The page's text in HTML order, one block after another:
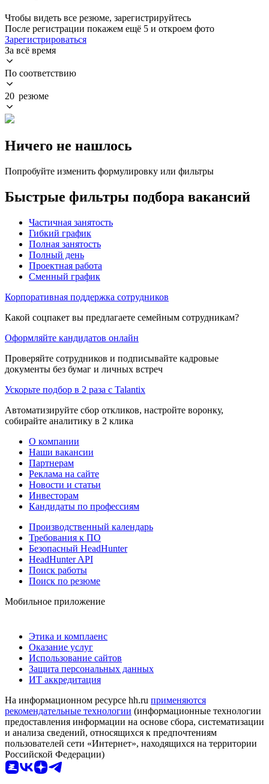
Чтобы видеть все резюме, зарегистрируйтесь
После регистрации покажем ещё 5 и откроем фото
Зарегистрироваться
За всё время
По соответствию
20 резюме
Ничего не нашлось
Попробуйте изменить формулировку или фильтры
Быстрые фильтры подбора вакансий
Частичная занятость
Гибкий график
Полная занятость
Полный день
Проектная работа
Сменный график
Корпоративная поддержка сотрудников
Какой соцпакет вы предлагаете семейным сотрудникам?
Оформляйте кандидатов онлайн
Проверяйте сотрудников и подписывайте кадровые
документы без бумаг и личных встреч
Ускорьте подбор в 2 раза с Talantix
Автоматизируйте сбор откликов, настройте воронку,
собирайте аналитику в 2 клика
О компании
Наши вакансии
Партнерам
Реклама на сайте
Новости и статьи
Инвесторам
Кандидаты по профессиям
Производственный календарь
Требования к ПО
Безопасный HeadHunter
HeadHunter API
Поиск работы
Поиск по резюме
Мобильное приложение
Этика и комплаенс
Оказание услуг
Использование сайтов
Защита персональных данных
ИТ аккредитация
На информационном ресурсе hh.ru применяются
рекомендательные технологии (информационные технологии
предоставления информации на основе сбора, систематизации
и анализа сведений, относящихся к предпочтениям
пользователей сети «Интернет», находящихся на территории
Российской Федерации)